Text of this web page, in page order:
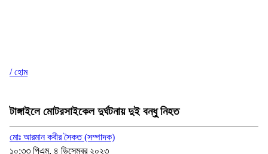
/ হোম
টাঙ্গাইলে মোটরসাইকেল দুর্ঘটনায় দুই বন্ধু নিহত
মোঃ আরমান কবীর সৈকত (সম্পাদক)
১০:৩৩ পিএম, ৪ ডিসেম্বর ২০২৩